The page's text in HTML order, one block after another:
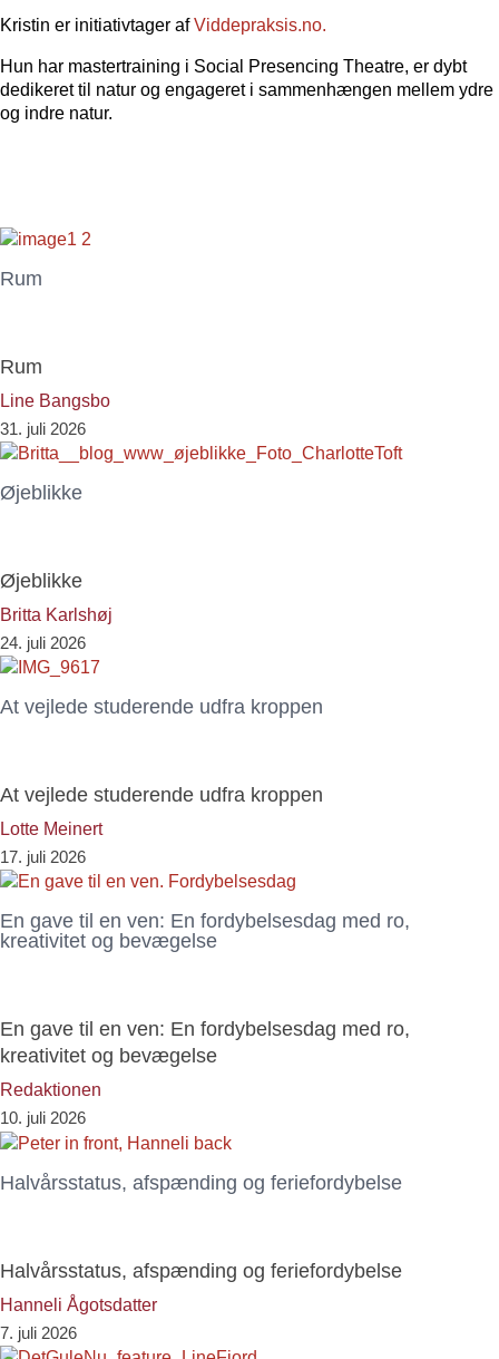
Kristin er initiativtager afViddepraksis.no.
Hun har mastertraining i Social Presencing Theatre, er dybt
dedikeret til natur og engageret i sammenhængen mellem ydre
og indre natur.
Rum
Rum
Line Bangsbo
31. juli 2026
Øjeblikke
Øjeblikke
Britta Karlshøj
24. juli 2026
At vejlede studerende udfra kroppen
At vejlede studerende udfra kroppen
Lotte Meinert
17. juli 2026
En gave til en ven: En fordybelsesdag med ro,
kreativitet og bevægelse
En gave til en ven: En fordybelsesdag med ro,
kreativitet og bevægelse
Redaktionen
10. juli 2026
Halvårsstatus, afspænding og feriefordybelse
Halvårsstatus, afspænding og feriefordybelse
Hanneli Ågotsdatter
7. juli 2026